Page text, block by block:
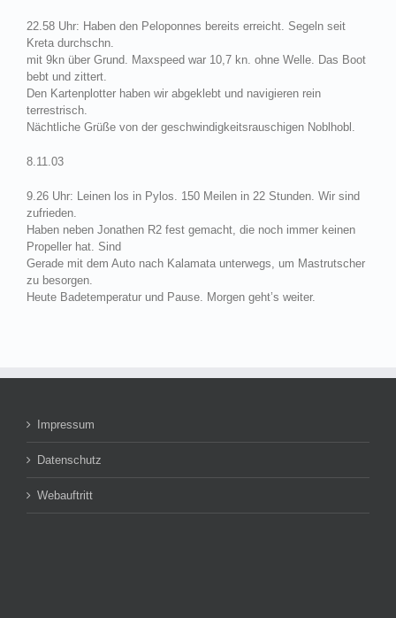
22.58 Uhr: Haben den Peloponnes bereits erreicht. Segeln seit
Kreta durchschn.
mit 9kn über Grund. Maxspeed war 10,7 kn. ohne Welle. Das Boot
bebt und zittert.
Den Kartenplotter haben wir abgeklebt und navigieren rein
terrestrisch.
Nächtliche Grüße von der geschwindigkeitsrauschigen Noblhobl.
8.11.03
9.26 Uhr: Leinen los in Pylos. 150 Meilen in 22 Stunden. Wir sind
zufrieden.
Haben neben Jonathen R2 fest gemacht, die noch immer keinen
Propeller hat. Sind
Gerade mit dem Auto nach Kalamata unterwegs, um Mastrutscher
zu besorgen.
Heute Badetemperatur und Pause. Morgen geht’s weiter.
Impressum
Datenschutz
Webauftritt